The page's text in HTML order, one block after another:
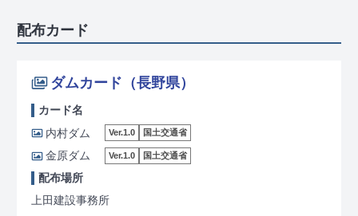
配布カード
ダムカード（長野県）
カード名
内村ダム
Ver.1.0 国土交通省
金原ダム Ver.1.0 国土交通省
配布場所
上田建設事務所